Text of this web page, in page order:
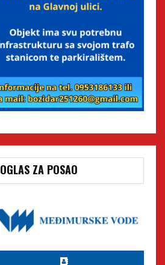
OGLAS ZA POSAO